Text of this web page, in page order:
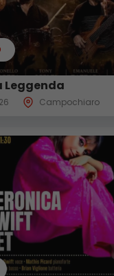
Leggenda
Campochiaro